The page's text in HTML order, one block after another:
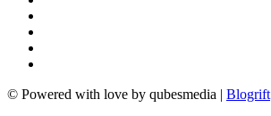
© Powered with love by qubesmedia | Blogrift